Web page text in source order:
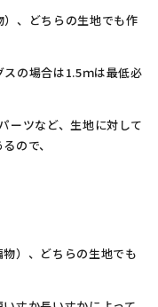
、どちらの生地でも作
の場合は1.5ｍは最低必
ーツなど、生地に対して
ので、
）、どちらの生地でも